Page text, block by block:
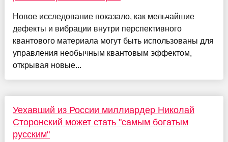
Новое исследование показало, как мельчайшие
дефекты и вибрации внутри перспективного
квантового материала могут быть использованы для
управления необычным квантовым эффектом,
открывая новые...
Уехавший из России миллиардер Николай
Сторонский может стать "самым богатым
русским"